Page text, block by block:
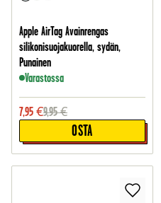
Apple AirTag Avainrengas
silikonisuojakuorella, sydän,
Punainen
Varastossa
7,95 €9,95 €
OSTA